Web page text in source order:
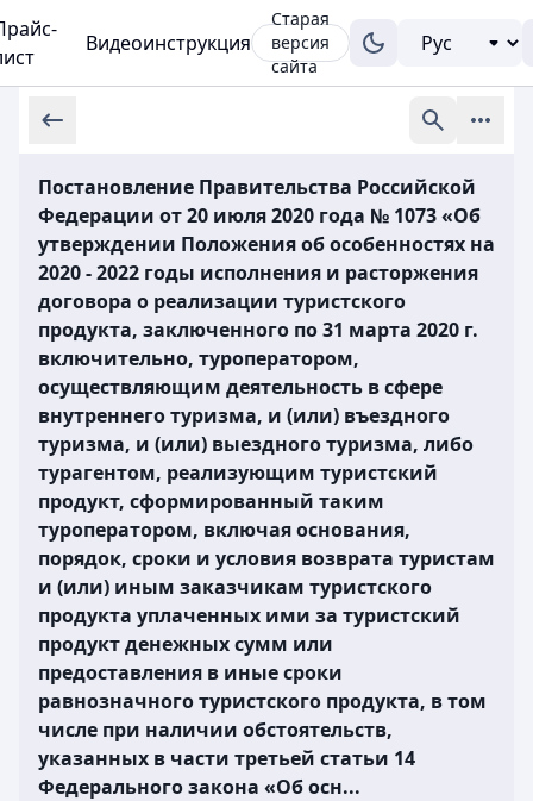
Видеоинструкция
Старая
версия
сайта
Постановление Правительства Российской
Федерации от 20 июля 2020 года № 1073 «Об
утверждении Положения об особенностях на
2020 - 2022 годы исполнения и расторжения
договора о реализации туристского
продукта, заключенного по 31 марта 2020 г.
включительно, туроператором,
осуществляющим деятельность в сфере
внутреннего туризма, и (или) въездного
туризма, и (или) выездного туризма, либо
турагентом, реализующим туристский
продукт, сформированный таким
туроператором, включая основания,
порядок, сроки и условия возврата туристам
и (или) иным заказчикам туристского
продукта уплаченных ими за туристский
продукт денежных сумм или
предоставления в иные сроки
равнозначного туристского продукта, в том
числе при наличии обстоятельств,
указанных в части третьей статьи 14
Федерального закона «Об осн...